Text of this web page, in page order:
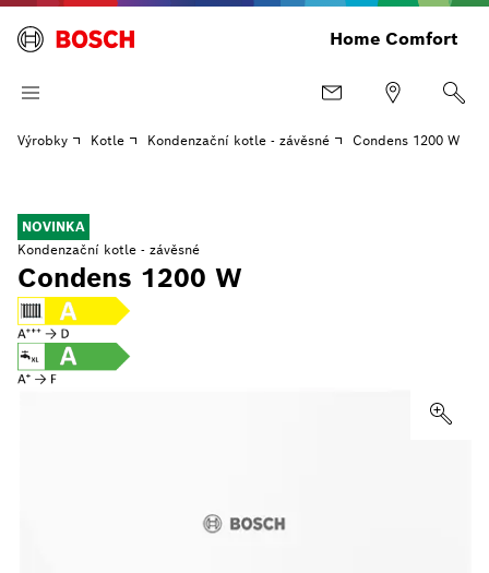
Home Comfort
Výrobky Kotle Kondenzační kotle - závěsné Condens 1200 W
NOVINKA
Kondenzační kotle - závěsné
Condens 1200 W